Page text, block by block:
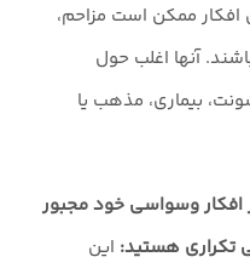
افکار ممکن است مزاحم،
آنها اغلب حول
بیماری، مذهب یا
وسواسی خود مجبور
تکراری هستید: این